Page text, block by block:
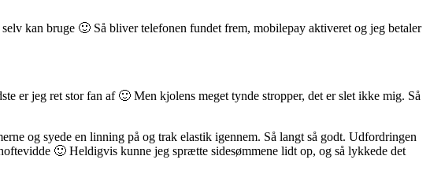
kan bruge 🙂 Så bliver telefonen fundet frem, mobilepay aktiveret og jeg betaler
er jeg ret stor fan af 🙂 Men kjolens meget tynde stropper, det er slet ikke mig. Så
og syede en linning på og trak elastik igennem. Så langt så godt. Udfordringen
🙂 Heldigvis kunne jeg sprætte sidesømmene lidt op, og så lykkede det